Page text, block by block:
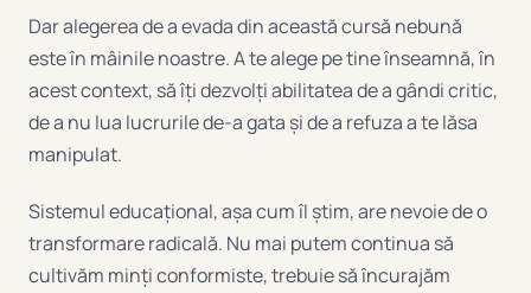
Dar alegerea de a evada din această cursă nebună
este în mâinile noastre. A te alege pe tine înseamnă, în
acest context, să îți dezvolți abilitatea de a gândi critic,
de a nu lua lucrurile de-a gata și de a refuza a te lăsa
manipulat.
Sistemul educațional, așa cum îl știm, are nevoie de o
transformare radicală. Nu mai putem continua să
cultivăm minți conformiste, trebuie să încurajăm